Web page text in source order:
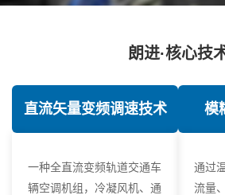
朗进·核心技
直流矢量变频调速技术
一种全直流变频轨道交通车
辆空调机组，冷凝风机、通
模
通过
流量